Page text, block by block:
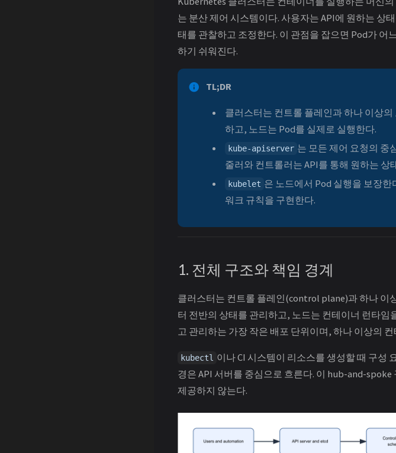
는 분산 제어 시스템이다. 사용자는 API에 원하는 상
태를 관찰하고 조정한다. 이 관점을 잡으면 Pod가 어
하기 쉬워진다.
TL;DR
클러스터는 컨트롤 플레인과 하나 이상
하고, 노드는 Pod를 실제로 실행한다.
kube-apiserver 는 모든 제어 요청의 중
줄러와 컨트롤러는 API를 통해 원하는 상
kubelet 은 노드에서 Pod 실행을 보장한
워크 규칙을 구현한다.
1. 전체 구조와 책임 경계
클러스터는 컨트롤 플레인(control plane)과 하나 이
터 전반의 상태를 관리하고, 노드는 컨테이너 런타
고 관리하는 가장 작은 배포 단위이며, 하나 이상의
kubectl 이나 CI 시스템이 리소스를 생성할 때 구성
경은 API 서버를 중심으로 흐른다. 이 hub-and-
제공하지 않는다.